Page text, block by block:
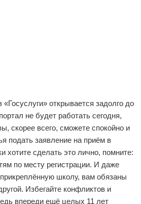
открывается задолго до
не будет работать сегодня,
скорее всего, сможете спокойно и
подать заявление на приём в
хотите сделать это лично, помните:
по месту регистрации. И даже
школу, вам обязаны
Избегайте конфликтов и
впереди ещё целых 11 лет